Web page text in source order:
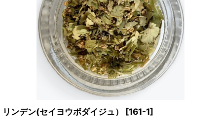
リンデン(セイヨウボダイジュ） [161-1]